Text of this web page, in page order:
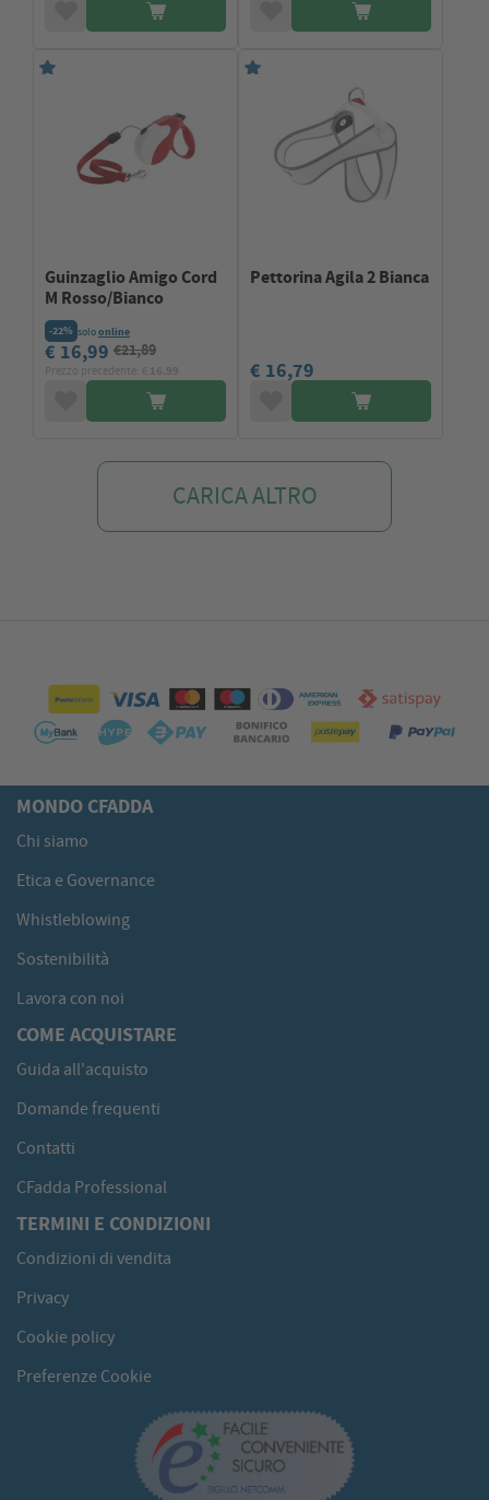
Guinzaglio Amigo Cord
M Rosso/Bianco
-22% soloonline
€ 16,99 €21,89
Pettorina Agila 2 Bianca
€ 16,79
CARICA ALTRO
MONDO CFADDA
Chi siamo
Etica e Governance
Whistleblowing
Sostenibilità
Lavora con noi
COME ACQUISTARE
Guida all'acquisto
Domande frequenti
Contatti
CFadda Professional
TERMINI E CONDIZIONI
Condizioni di vendita
Privacy
Cookie policy
Preferenze Cookie